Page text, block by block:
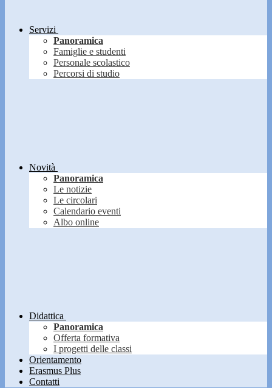
Servizi
Panoramica
Famiglie e studenti
Personale scolastico
Percorsi di studio
Novità
Panoramica
Le notizie
Le circolari
Calendario eventi
Albo online
Didattica
Panoramica
Offerta formativa
I progetti delle classi
Orientamento
Erasmus Plus
Contatti